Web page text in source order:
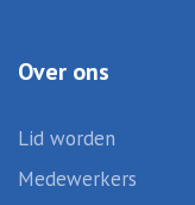
Over ons
Lid worden
Medewerkers